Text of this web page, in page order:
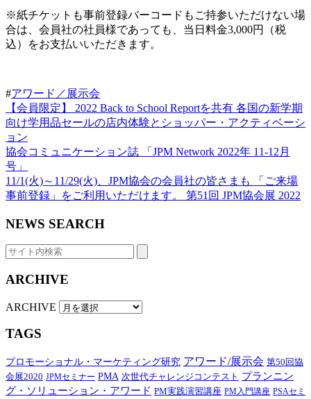
※紙チケットも事前登録バーコードもご持参いただけない場
合は、会員社の社員様であっても、当日料金3,000円（税
込）をお支払いいただきます。
#アワード／展示会
【会員限定】 2022 Back to School Reportを共有 各国の新学期
向け学用品セールの店内体験とショッパー・アクティベーシ
ョン
協会コミュニケーション誌 「JPM Network 2022年 11-12月
号」
11/1(火)～11/29(火)、JPM協会の会員社の皆さまも 「ご来場
事前登録」をご利用いただけます。 第51回 JPM協会展 2022
NEWS SEARCH
ARCHIVE
ARCHIVE
TAGS
プロモーショナル・マーケティング研究 アワード/展示会 第50回協
会展2020 JPMセミナー PMA 次世代チャレンジコンテスト プランニン
グ・ソリューション・アワード PM実践演習講座 PM入門講座 PSAセミ